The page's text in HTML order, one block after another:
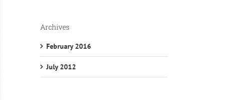
Archives
February 2016
July 2012